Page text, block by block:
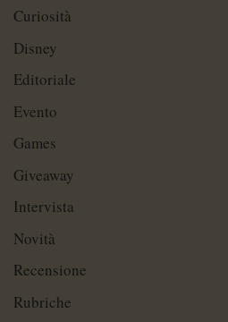
Curiosità
Disney
Editoriale
Evento
Games
Giveaway
Intervista
Novità
Recensione
Rubriche